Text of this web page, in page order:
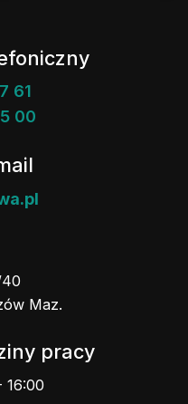
61
00
Maz.
pracy
16:00